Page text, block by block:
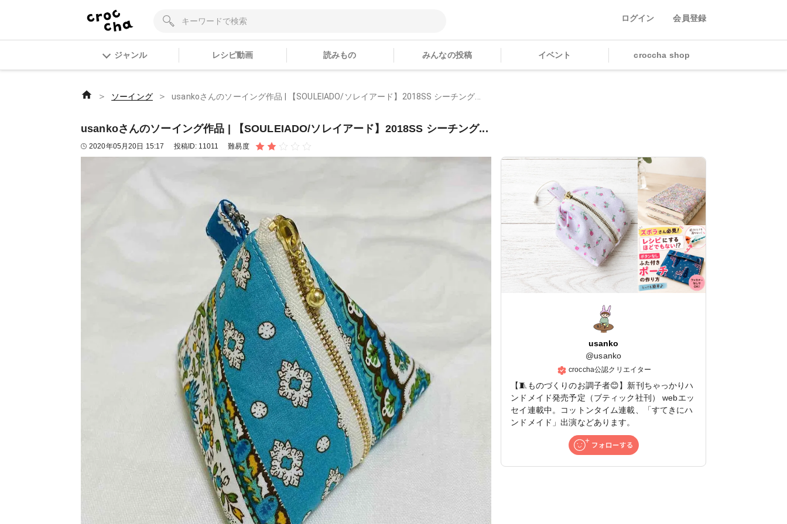
ログイン 会員登録
ジャンル レシピ動画 読みもの みんなの投稿 イベント croccha shop
＞ ソーイング ＞ usankoさんのソーイング作品 | 【SOULEIADO/ソレイアード】2018SS シーチング...
usankoさんのソーイング作品 | 【SOULEIADO/ソレイアード】2018SS シーチング...
2020年05月20日 15:17 投稿ID: 11011 難易度
usanko
@usanko
croccha公認クリエイター
【🧵ものづくりのお調子者😊】新刊ちゃっかりハ
ンドメイド発売予定（ブティック社刊） webエッ
セイ連載中。コットンタイム連載、「すてきにハ
ンドメイド」出演などあります。